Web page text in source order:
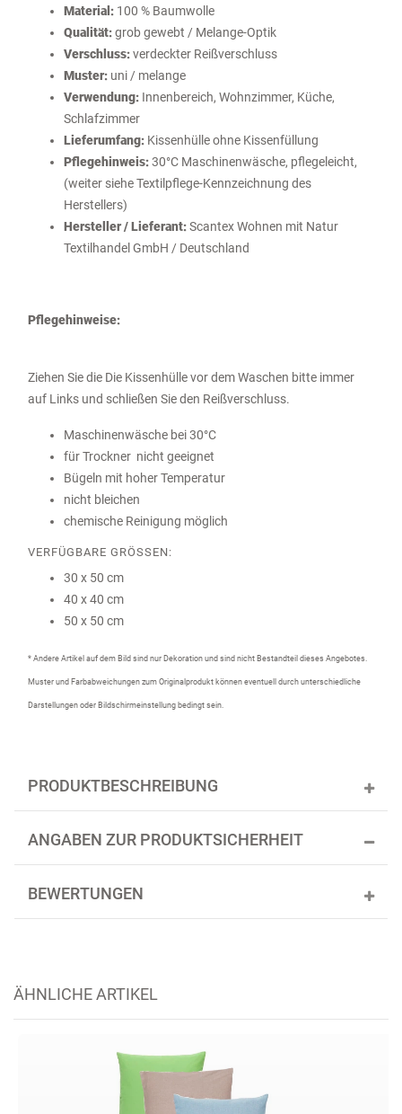
Material: 100 % Baumwolle
Qualität:grob gewebt / Melange-Optik
Verschluss:verdeckter Reißverschluss
Muster: uni / melange
Verwendung: Innenbereich, Wohnzimmer, Küche,
Schlafzimmer
Lieferumfang: Kissenhülle ohne Kissenfüllung
Pflegehinweis:30°C Maschinenwäsche, pflegeleicht,
(weiter siehe Textilpflege-Kennzeichnung des
Herstellers)
Hersteller / Lieferant:Scantex Wohnen mit Natur
Textilhandel GmbH / Deutschland
Pflegehinweise:
Ziehen Sie die Die Kissenhülle vor dem Waschen bitte immer
auf Links und schließen Sie den Reißverschluss.
Maschinenwäsche bei 30°C
für Trockner nicht geeignet
Bügeln mit hoher Temperatur
nicht bleichen
chemische Reinigung möglich
VERFÜGBARE GRÖSSEN:
30 x 50 cm
40 x 40 cm
50 x 50 cm
* Andere Artikel auf dem Bild sind nur Dekoration und sind nicht Bestandteil dieses Angebotes.
Muster und Farbabweichungen zum Originalprodukt können eventuell durch unterschiedliche
Darstellungen oder Bildschirmeinstellung bedingt sein.
PRODUKTBESCHREIBUNG
ANGABEN ZUR PRODUKTSICHERHEIT
BEWERTUNGEN
ÄHNLICHE ARTIKEL